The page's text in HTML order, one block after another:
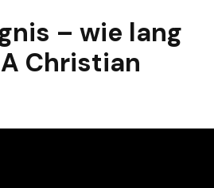
– wie lang
Christian